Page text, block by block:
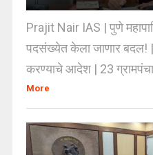
Prajit Nair IAS | पुणे
पदसंख्येत केला जाणार बदल! |
करण्याचे आदेश | 23
More